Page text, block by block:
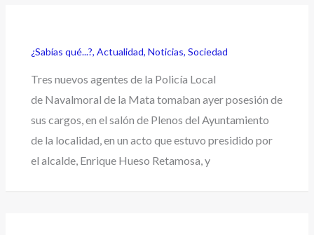
¿Sabías qué...?,Actualidad,Noticias,Sociedad
Tres nuevos agentes de la Policía Local
de Navalmoral de la Mata tomaban ayer posesión de
sus cargos, en el salón de Plenos del Ayuntamiento
de la localidad, en un acto que estuvo presidido por
el alcalde, Enrique Hueso Retamosa, y